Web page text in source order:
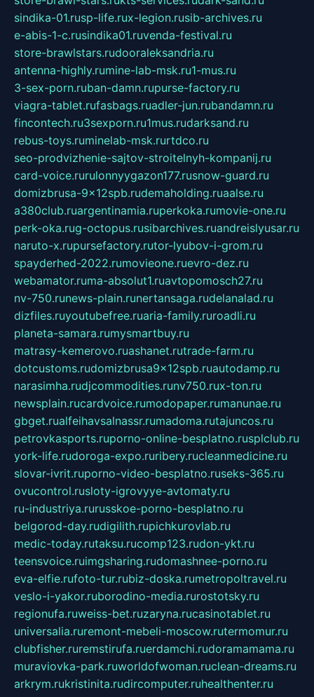
sindika-01.rusp-life.rux-legion.rusib-archives.ru
e-abis-1-c.rusindika01.ruvenda-festival.ru
store-brawlstars.rudooraleksandria.ru
antenna-highly.rumine-lab-msk.ru1-mus.ru
3-sex-porn.ruban-damn.rupurse-factory.ru
viagra-tablet.rufasbags.ruadler-jun.rubandamn.ru
fincontech.ru3sexporn.ru1mus.rudarksand.ru
rebus-toys.ruminelab-msk.rurtdco.ru
seo-prodvizhenie-sajtov-stroitelnyh-kompanij.ru
card-voice.rurulonnyygazon177.rusnow-guard.ru
domizbrusa-9x12spb.rudemaholding.ruaalse.ru
a380club.ruargentinamia.ruperkoka.rumovie-one.ru
perk-oka.rug-octopus.rusibarchives.ruandreislyusar.ru
naruto-x.rupursefactory.rutor-lyubov-i-grom.ru
spayderhed-2022.rumovieone.ruevro-dez.ru
webamator.ruma-absolut1.ruavtopomosch27.ru
nv-750.runews-plain.runertansaga.rudelanalad.ru
dizfiles.ruyoutubefree.ruaria-family.ruroadli.ru
planeta-samara.rumysmartbuy.ru
matrasy-kemerovo.ruashanet.rutrade-farm.ru
dotcustoms.rudomizbrusa9x12spb.ruautodamp.ru
narasimha.rudjcommodities.runv750.rux-ton.ru
newsplain.rucardvoice.rumodopaper.rumanunae.ru
gbget.rualfeihavsalnassr.rumadoma.rutajuncos.ru
petrovkasports.ruporno-online-besplatno.rusplclub.ru
york-life.rudoroga-expo.ruribery.rucleanmedicine.ru
slovar-ivrit.ruporno-video-besplatno.ruseks-365.ru
ovucontrol.rusloty-igrovyye-avtomaty.ru
ru-industriya.rurusskoe-porno-besplatno.ru
belgorod-day.rudigilith.rupichkurovlab.ru
medic-today.rutaksu.rucomp123.rudon-ykt.ru
teensvoice.ruimgsharing.rudomashnee-porno.ru
eva-elfie.rufoto-tur.rubiz-doska.rumetropoltravel.ru
veslo-i-yakor.ruborodino-media.rurostotsky.ru
regionufa.ruweiss-bet.ruzaryna.rucasinotablet.ru
universalia.ruremont-mebeli-moscow.rutermomur.ru
clubfisher.ruremstirufa.ruerdamchi.rudoramamama.ru
muraviovka-park.ruworldofwoman.ruclean-dreams.ru
arkrym.rukristinita.rudircomputer.ruhealthenter.ru